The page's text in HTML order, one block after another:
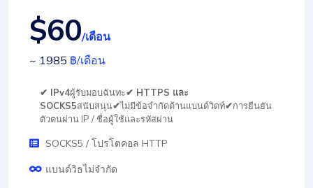
$60/เดือน
~ 1985 ฿/เดือน
✔ IPv4ผู้รับมอบฉันทะ✔ HTTPS และ
SOCKS5สนับสนุน✔ไม่มีข้อจำกัดด้านแบนด์วิดท์✔การยืนยัน
ตัวตนผ่าน IP / ชื่อผู้ใช้และรหัสผ่าน
SOCKS5 / โปรโตคอล HTTP
แบนด์วิธไม่จำกัด